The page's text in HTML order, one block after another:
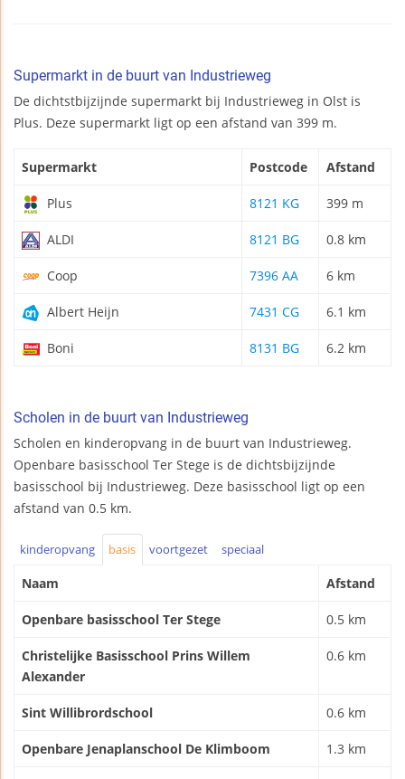
Supermarkt in de buurt van Industrieweg
De dichtstbijzijnde supermarkt bij Industrieweg in Olst is
Plus. Deze supermarkt ligt op een afstand van 399 m.
Supermarkt Postcode Afstand
Plus 8121 KG 399 m
ALDI 8121 BG 0.8 km
Coop 7396 AA 6 km
Albert Heijn 7431 CG 6.1 km
Boni 8131 BG 6.2 km
Scholen in de buurt van Industrieweg
Scholen en kinderopvang in de buurt van Industrieweg.
Openbare basisschool Ter Stege is de dichtsbijzijnde
basisschool bij Industrieweg. Deze basisschool ligt op een
afstand van 0.5 km.
kinderopvang basis voortgezet speciaal
Naam Afstand
Openbare basisschool Ter Stege 0.5 km
Christelijke Basisschool Prins Willem
Alexander
0.6 km
Sint Willibrordschool 0.6 km
Openbare Jenaplanschool De Klimboom 1.3 km